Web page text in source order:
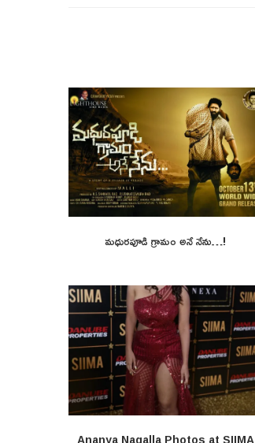
మధురపూడి గ్రామం అనే నేను…!